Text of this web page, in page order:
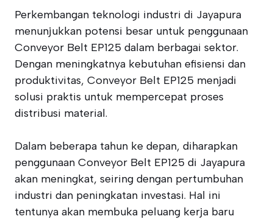
Perkembangan teknologi industri di Jayapura
menunjukkan potensi besar untuk penggunaan
Conveyor Belt EP125 dalam berbagai sektor.
Dengan meningkatnya kebutuhan efisiensi dan
produktivitas, Conveyor Belt EP125 menjadi
solusi praktis untuk mempercepat proses
distribusi material.
Dalam beberapa tahun ke depan, diharapkan
penggunaan Conveyor Belt EP125 di Jayapura
akan meningkat, seiring dengan pertumbuhan
industri dan peningkatan investasi. Hal ini
tentunya akan membuka peluang kerja baru